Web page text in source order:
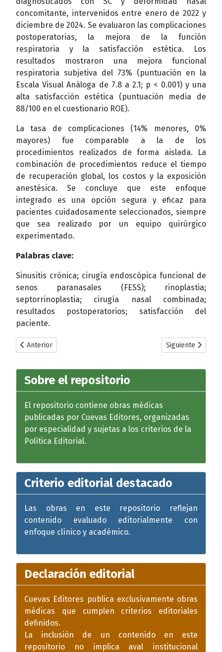
concomitante, intervenidos entre enero de 2022 y
diciembre de 2024. Se evaluaron las complicaciones
postoperatorias, la mejora de la función
respiratoria y la satisfacción estética. Los
resultados mostraron una mejora funcional
respiratoria subjetiva del 73% (puntuación en la
Escala Visual Análoga de 7.8 a 2.1; p < 0.001) y una
alta satisfacción estética (puntuación media de
88/100 en el cuestionario ROE).
La tasa de complicaciones (14% menores, 0%
mayores) fue comparable a la de los
procedimientos realizados de forma aislada. La
combinación de procedimientos reduce el tiempo
de recuperación global, los costos y la exposición
anestésica. Se concluye que este enfoque
integrado es una opción segura y eficaz para
pacientes cuidadosamente seleccionados, siempre
que sea realizado por un equipo quirúrgico
experimentado.
Palabras clave:
Sinusitis crónica; cirugía endoscópica funcional de
senos paranasales (FESS); rinoplastia;
septorrinoplastia; cirugía nasal combinada;
resultados postoperatorios; satisfacción del
paciente.
Artículo anterior: Complicaciones orbitarias de la sinusitis:
Anterior Artículo
Siguiente
Sobre el repositorio
El repositorio contiene obras médicas
publicadas por Cuevas Editores, organizadas
por especialidad y sujetas a los criterios de la
Política Editorial.
Criterio editorial destacado
Las obras en este repositorio reflejan
contenido evaluado editorialmente con
enfoque clínico y académico.
Declaración editorial
Cuevas Editores publica exclusivamente obras
médicas que cumplen criterios editoriales
definidos.
La inclusión de un contenido en este
repositorio no implica aval institucional